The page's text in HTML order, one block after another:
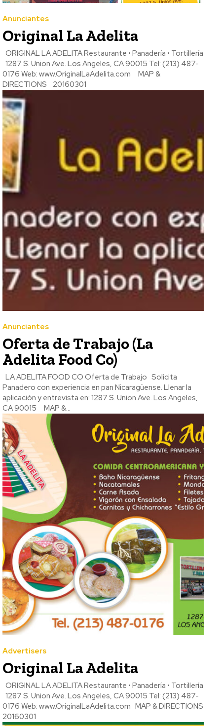
Anunciantes
Original La Adelita
ORIGINAL LA ADELITA Restaurante • Panadería • Tortillería
0176 Web: www.OriginalLaAdelita.com MAP &
DIRECTIONS 20160301
Anunciantes
Oferta de Trabajo (La
Adelita Food Co)
LA ADELITA FOOD CO Oferta de Trabajo Solicita
Panadero con experiencia en pan Nicaragüense. Llenar la
aplicación y entrevista en: 1287 S. Union Ave. Los Angeles,
CA 90015 MAP &...
Advertisers
Original La Adelita
ORIGINAL LA ADELITA Restaurante • Panadería • Tortillería
0176 Web: www.OriginalLaAdelita.com MAP & DIRECTIONS
20160301